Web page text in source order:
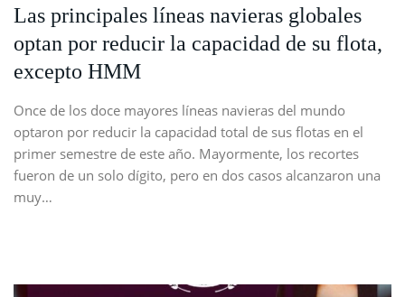
Las principales líneas navieras globales
optan por reducir la capacidad de su flota,
excepto HMM
Once de los doce mayores líneas navieras del mundo
optaron por reducir la capacidad total de sus flotas en el
primer semestre de este año. Mayormente, los recortes
fueron de un solo dígito, pero en dos casos alcanzaron una
muy…